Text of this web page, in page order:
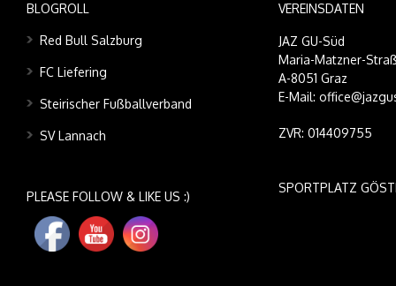
BLOGROLL
Red Bull Salzburg
FC Liefering
Steirischer Fußballverband
SV Lannach
PLEASE FOLLOW & LIKE US :)
VEREINSDATEN
JAZ GU-Süd
Maria-Matzner-
A-8051 Graz
E-Mail:
ZVR: 014409755
SPORTPLATZ